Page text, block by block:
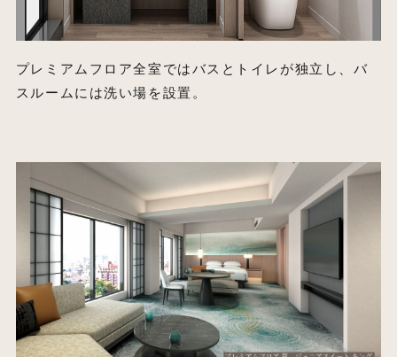
プレミアムフロア全室ではバスとトイレが独立し、バ
スルームには洗い場を設置。